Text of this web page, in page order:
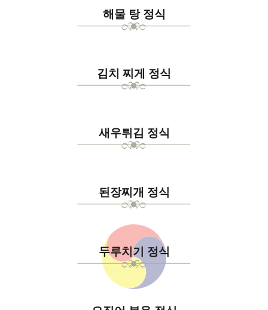
해물 탕 정식
김치 찌게 정식
새우튀김 정식
된장찌개 정식
두루치기 정식